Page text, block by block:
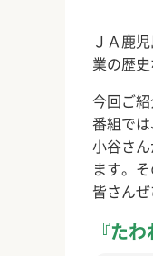
ＪＡ鹿
業の歴
今回ご
番組で
小谷さ
ます。
皆さんぜ
『たわ